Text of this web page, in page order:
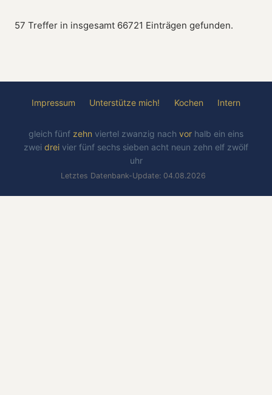
57 Treffer in insgesamt 66721 Einträgen gefunden.
Impressum Unterstütze mich! Kochen Intern
gleich fünf zehn viertel zwanzig nach vor halb ein eins
zwei drei vier fünf sechs sieben acht neun zehn elf zwölf
uhr
Letztes Datenbank-Update: 04.08.2026